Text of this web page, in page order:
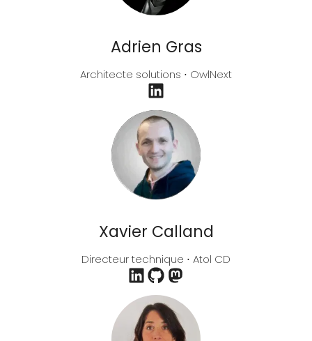
Adrien Gras
Architecte solutions ⋅ OwlNext
Xavier Calland
Directeur technique ⋅ Atol CD